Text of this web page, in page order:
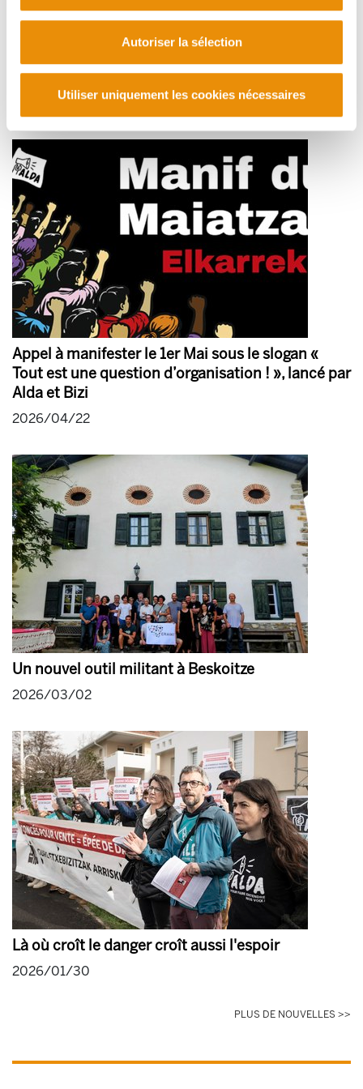
Autoriser la sélection
Utiliser uniquement les cookies nécessaires
Zazpiak bat: les clés de la stratégie d’Iparralde
2026/05/04
Appel à manifester le 1er Mai sous le slogan «
Tout est une question d’organisation ! », lancé par
Alda et Bizi
2026/04/22
Un nouvel outil militant à Beskoitze
2026/03/02
Là où croît le danger croît aussi l'espoir
2026/01/30
PLUS DE NOUVELLES >>